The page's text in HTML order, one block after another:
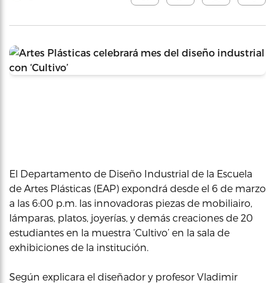
El Departamento de Diseño Industrial de la Escuela
de Artes Plásticas (EAP) expondrá desde el 6 de marzo
a las 6:00 p.m. las innovadoras piezas de mobiliairo,
lámparas, platos, joyerías, y demás creaciones de 20
estudiantes en la muestra ‘Cultivo’ en la sala de
exhibiciones de la institución.
Según explicara el diseñador y profesor Vladimir